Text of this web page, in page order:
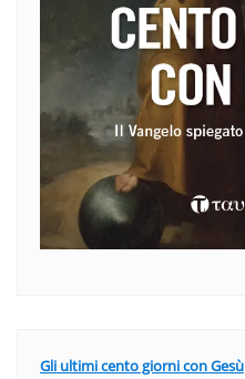
Gli ultimi cento giorni con Gesù